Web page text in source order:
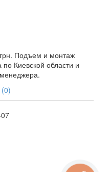
Подъем и монтаж
Киевской области и